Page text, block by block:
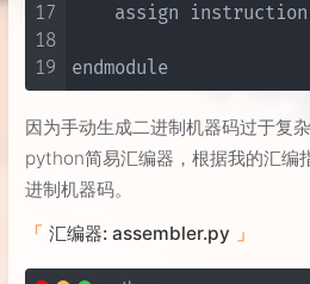
17
18
19
    assign instruction[
因为手动生成二进制机器码过于复
python简易汇编器，根据我的汇编
进制机器码。
汇编器: assembler.py